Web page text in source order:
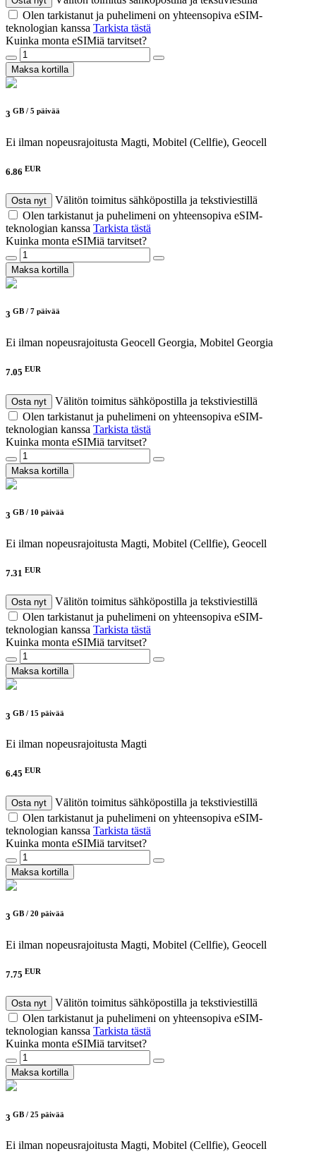
Olen tarkistanut ja puhelimeni on yhteensopiva eSIM-
teknologian kanssa Tarkista tästä
Kuinka monta eSIMiä tarvitset?
Maksa kortilla
3 GB / 5 päivää
Ei ilman nopeusrajoitusta Magti, Mobitel (Cellfie), Geocell
6.86 EUR
Osta nyt
Välitön toimitus sähköpostilla ja tekstiviestillä
Olen tarkistanut ja puhelimeni on yhteensopiva eSIM-
teknologian kanssa Tarkista tästä
Kuinka monta eSIMiä tarvitset?
Maksa kortilla
3 GB / 7 päivää
Ei ilman nopeusrajoitusta Geocell Georgia, Mobitel Georgia
7.05 EUR
Osta nyt
Välitön toimitus sähköpostilla ja tekstiviestillä
Olen tarkistanut ja puhelimeni on yhteensopiva eSIM-
teknologian kanssa Tarkista tästä
Kuinka monta eSIMiä tarvitset?
Maksa kortilla
3 GB / 10 päivää
Ei ilman nopeusrajoitusta Magti, Mobitel (Cellfie), Geocell
7.31 EUR
Osta nyt
Välitön toimitus sähköpostilla ja tekstiviestillä
Olen tarkistanut ja puhelimeni on yhteensopiva eSIM-
teknologian kanssa Tarkista tästä
Kuinka monta eSIMiä tarvitset?
Maksa kortilla
3 GB / 15 päivää
Ei ilman nopeusrajoitusta Magti
6.45 EUR
Osta nyt
Välitön toimitus sähköpostilla ja tekstiviestillä
Olen tarkistanut ja puhelimeni on yhteensopiva eSIM-
teknologian kanssa Tarkista tästä
Kuinka monta eSIMiä tarvitset?
Maksa kortilla
3 GB / 20 päivää
Ei ilman nopeusrajoitusta Magti, Mobitel (Cellfie), Geocell
7.75 EUR
Osta nyt
Välitön toimitus sähköpostilla ja tekstiviestillä
Olen tarkistanut ja puhelimeni on yhteensopiva eSIM-
teknologian kanssa Tarkista tästä
Kuinka monta eSIMiä tarvitset?
Maksa kortilla
3 GB / 25 päivää
Ei ilman nopeusrajoitusta Magti, Mobitel (Cellfie), Geocell